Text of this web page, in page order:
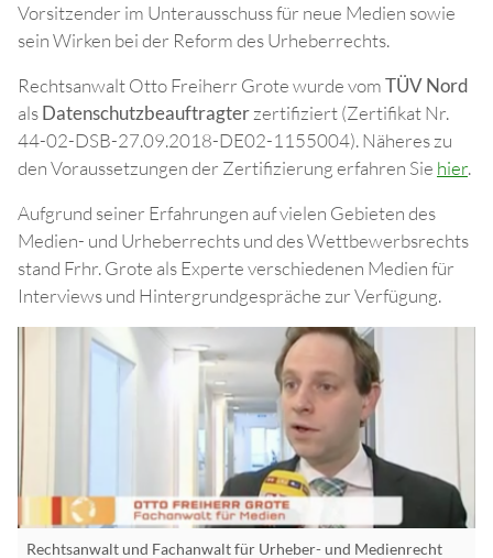
Vorsitzender im Unterausschuss für neue Medien sowie
sein Wirken bei der Reform des Urheberrechts.
Rechtsanwalt Otto Freiherr Grote wurde vomTÜV Nord
alsDatenschutzbeauftragterzertifiziert (Zertifikat Nr.
44-02-DSB-27.09.2018-DE02-1155004). Näheres zu
den Voraussetzungen der Zertifizierung erfahren Sie hier.
Aufgrund seiner Erfahrungen auf vielen Gebieten des
Medien- und Urheberrechts und des Wettbewerbsrechts
stand Frhr. Grote als Experte verschiedenen Medien für
Interviews und Hintergrundgespräche zur Verfügung.
Rechtsanwalt und Fachanwalt für Urheber- und Medienrecht